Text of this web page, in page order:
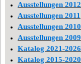
Ausstellungen 2012
Ausstellungen 2011
Ausstellungen 2010
Ausstellungen 2009
Katalog 2021-2026
Katalog 2015-2020